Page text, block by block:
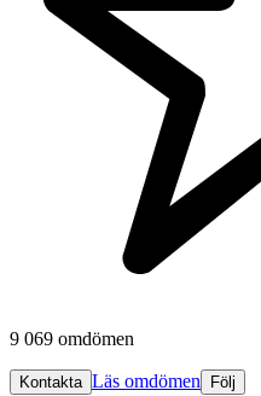
9 069 omdömen
Kontakta Läs omdömen Följ